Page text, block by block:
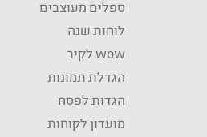
ספלים מעוצבים
לוחות שנה
wow לקיר
הגדלת תמונות
הגדות לפסח
מועדון לקוחות